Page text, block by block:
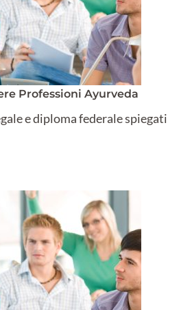
Professioni Ayurveda
e diploma federale spiegati